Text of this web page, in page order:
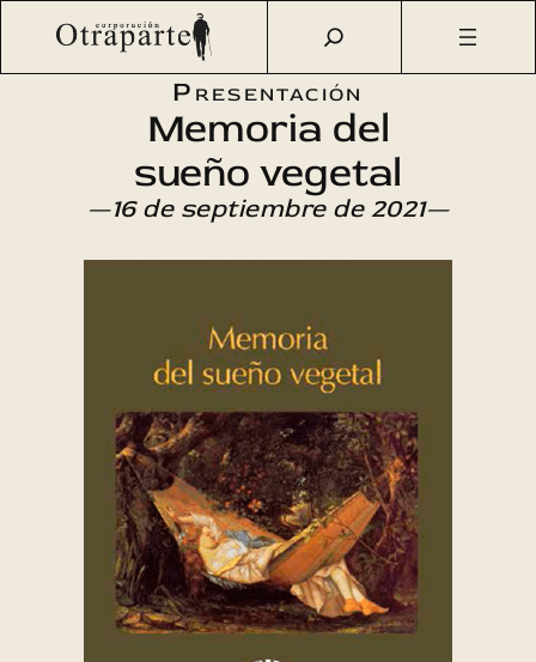
Saltar
Otraparte.org/ Agenda Cultural Literatura
Memoria del
Presentación
Memoria del
sueño vegetal
—16 de septiembre de 2021—